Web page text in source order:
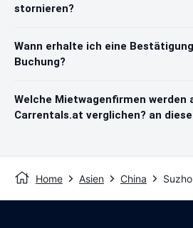
stornieren?
Wann erhalte ich eine
Buchung?
Welche Mietwagenfirmen werden
Carrentals.at verglichen? an
Home Asien China